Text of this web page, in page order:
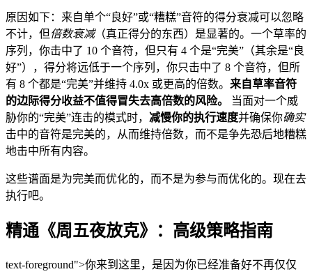
原因如下：来自单个“良好”或“糟糕”音符的得分衰减可以忽略
不计，但倍数衰减（真正得分的东西）是显著的。一个草率的
序列，你击中了 10 个音符，但只有 4 个是“完美”（其余是“良
好”），得分将远低于一个序列，你只击中了 8 个音符，但所
有 8 个都是“完美”并维持 4.0x 或更高的倍数。 来自草率音符
的边际得分收益不值得冒失去高倍数的风险。
当面对一个威
胁你的“完美”连击的模式时， 减慢你的执行速度并确保你确实
击中的音符是完美的，从而维持倍数，而不是争先恐后地糟糕
地击中所有内容。
这些谱面是为完美而优化的，而不是为参与而优化的。现在去
执行吧。
精通《周五夜放克》：高级策略指南
text-foreground">你来到这里，是因为你已经准备好不再仅仅